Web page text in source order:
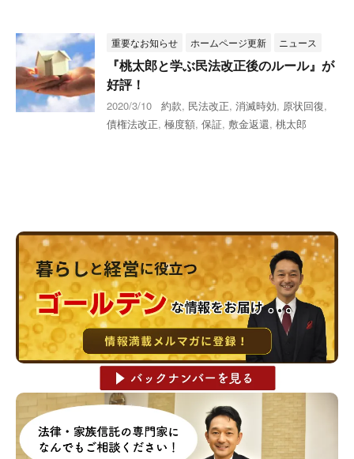
重要なお知らせ ホームページ更新 ニュース
『桃太郎と学ぶ民法改正後のルール』が
好評！
2020/3/10 約款, 民法改正, 消滅時効, 原状回復,
債権法改正, 極度額, 保証, 敷金返還, 桃太郎